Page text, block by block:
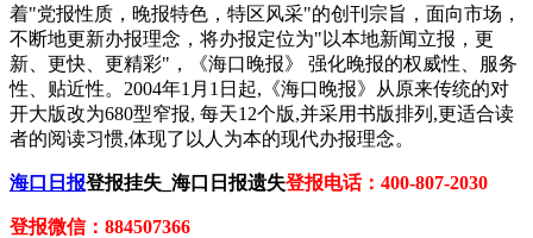
着"党报性质，晚报特色，特区风采"的创刊宗旨，面向市场，
不断地更新办报理念，将办报定位为"以本地新闻立报，更
新、更快、更精彩"，《海口晚报》 强化晚报的权威性、服务
性、贴近性。2004年1月1日起,《海口晚报》从原来传统的对
开大版改为680型窄报, 每天12个版,并采用书版排列,更适合读
者的阅读习惯,体现了以人为本的现代办报理念。
海口日报登报挂失_海口日报遗失登报电话：400-807-2030
登报微信：884507366